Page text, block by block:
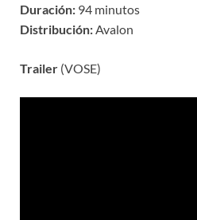
Duración: 94 minutos
Distribución:Avalon
Trailer (VOSE)